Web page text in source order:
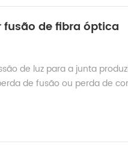
de fibra óptica
de luz para a junta
de fusão ou perda de